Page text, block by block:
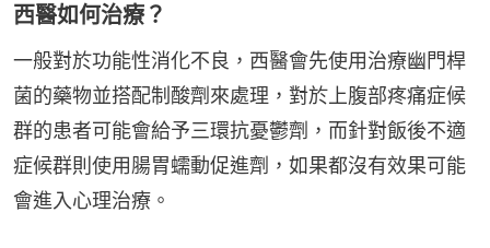
西醫如何治療？
一般對於功能性消化不良，西醫會先使用治療幽門桿
菌的藥物並搭配制酸劑來處理，對於上腹部疼痛症候
群的患者可能會給予三環抗憂鬱劑，而針對飯後不適
症候群則使用腸胃蠕動促進劑，如果都沒有效果可能
會進入心理治療。